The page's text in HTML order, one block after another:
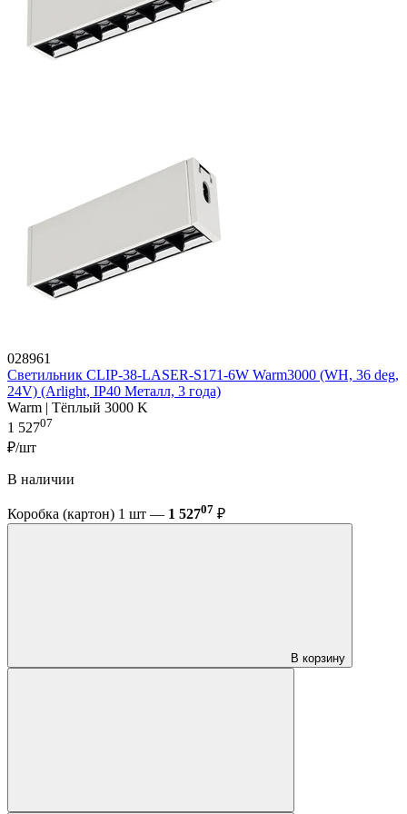
028961
Светильник CLIP-38-LASER-S171-6W Warm3000 (WH, 36 deg,
24V) (Arlight, IP40 Металл, 3 года)
Warm | Тёплый 3000 K
1 52707
₽/шт
В наличии
Коробка (картон) 1 шт — 1 52707 ₽
В корзину